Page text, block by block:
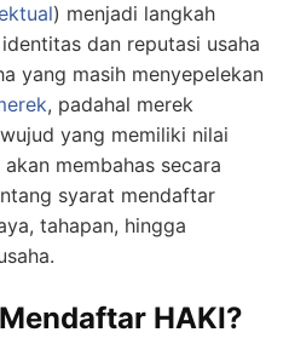
) menjadi langkah
dan reputasi usaha
yang masih menyepelekan
, padahal merek
yang memiliki nilai
membahas secara
syarat mendaftar
tahapan, hingga
HAKI?